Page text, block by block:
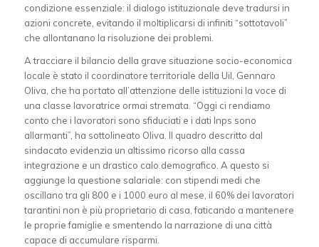
condizione essenziale: il dialogo istituzionale deve tradursi in
azioni concrete, evitando il moltiplicarsi di infiniti “sottotavoli”
che allontanano la risoluzione dei problemi.
A tracciare il bilancio della grave situazione socio-economica
locale è stato il coordinatore territoriale della Uil, Gennaro
Oliva, che ha portato all’attenzione delle istituzioni la voce di
una classe lavoratrice ormai stremata. “Oggi ci rendiamo
conto che i lavoratori sono sfiduciati e i dati Inps sono
allarmanti”, ha sottolineato Oliva. Il quadro descritto dal
sindacato evidenzia un altissimo ricorso alla cassa
integrazione e un drastico calo demografico. A questo si
aggiunge la questione salariale: con stipendi medi che
oscillano tra gli 800 e i 1000 euro al mese, il 60% dei lavoratori
tarantini non è più proprietario di casa, faticando a mantenere
le proprie famiglie e smentendo la narrazione di una città
capace di accumulare risparmi.